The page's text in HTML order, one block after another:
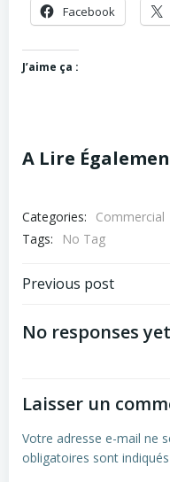
Facebook
J’aime ça :
A Lire
Categories:
Commercial
Tags:
No Tag
Previous post
No responses yet
Laisser un
Votre adresse e-mail ne
obligatoires sont